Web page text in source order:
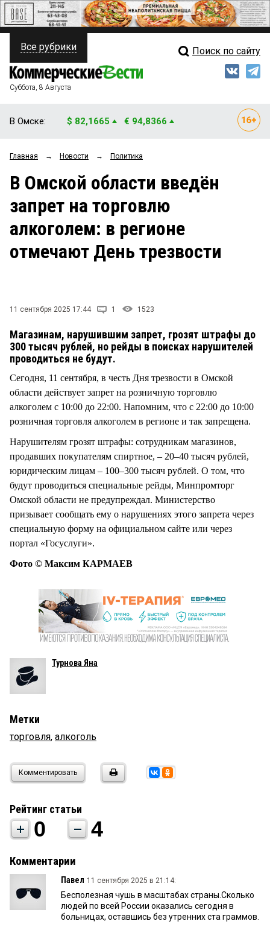
ПОЛИТИКА
ФИНАНСЫ
ОБЩЕСТВО
ЗАКОН
НОВОСТИ КОМПАНИЙ
Свежий выпуск
Рейтинги
Блоги
Архив
Все рубрики Поиск по сайту
Суббота, 8 Августа
В Омске: $ 82,1665 € 94,8366
Главная → Новости → Политика
В Омской области введён
запрет на торговлю
алкоголем: в регионе
отмечают День трезвости
11 сентября 2025 17:44 1 1523
Магазинам, нарушившим запрет, грозят штрафы до
300 тысяч рублей, но рейды в поисках нарушителей
проводиться не будут.
Сегодня, 11 сентября, в честь Дня трезвости в Омской
области действует запрет на розничную торговлю
алкоголем с 10:00 до 22:00. Напомним, что с 22:00 до 10:00
розничная торговля алкоголем в регионе и так запрещена.
Нарушителям грозят штрафы: сотрудникам магазинов,
продавших покупателям спиртное, – 20–40 тысяч рублей,
юридическим лицам – 100–300 тысяч рублей. О том, что
будут проводиться специальные рейды, Минпромторг
Омской области не предупреждал. Министерство
призывает сообщать ему о нарушениях этого запрета через
специальную форму на официальном сайте или через
портал «Госуслуги».
Фото © Максим КАРМАЕВ
Турнова Яна
Метки
торговля, алкоголь
Комментировать
Рейтинг статьи
0 4
Комментарии
Павел 11 сентября 2025 в 21:14:
Бесполезная чушь в масштабах страны.Сколько
людей по всей России оказались сегодня в
больницах, оставшись без утренних ста граммов.